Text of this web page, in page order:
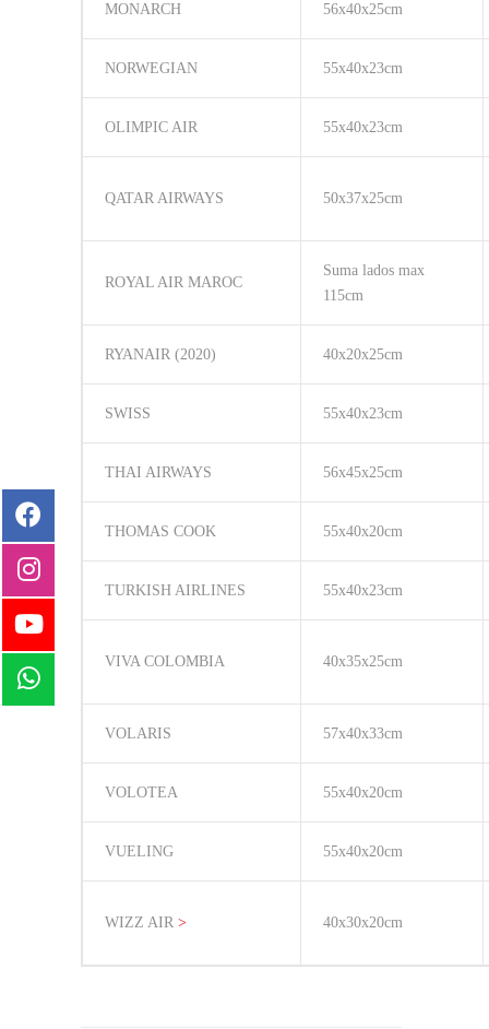
MONARCH 56x40x25cm
NORWEGIAN 55x40x23cm
OLIMPIC AIR 55x40x23cm
QATAR AIRWAYS 50x37x25cm
ROYAL AIR MAROC
Suma lados max
115cm
RYANAIR (2020) 40x20x25cm
SWISS 55x40x23cm
THAI AIRWAYS 56x45x25cm
THOMAS COOK 55x40x20cm
TURKISH AIRLINES 55x40x23cm
VIVA COLOMBIA 40x35x25cm
VOLARIS 57x40x33cm
VOLOTEA 55x40x20cm
VUELING 55x40x20cm
WIZZ AIR > 40x30x20cm